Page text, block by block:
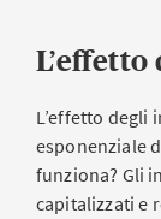
L’effetto degli
esponenziale
funziona? Gli
capitalizzati e